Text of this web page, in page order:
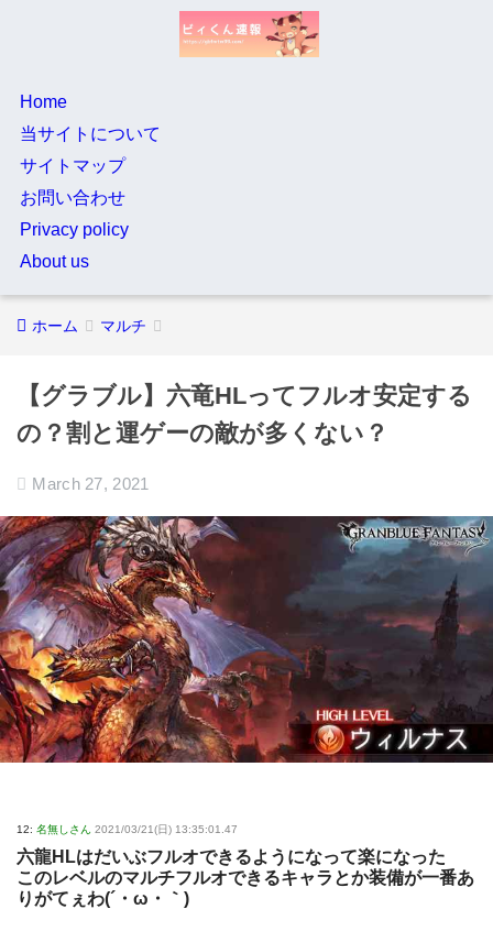
Home
当サイトについて
サイトマップ
お問い合わせ
Privacy policy
About us
ホーム マルチ
【グラブル】六竜HLってフルオ安定する
の？割と運ゲーの敵が多くない？
March 27, 2021
12: 名無しさん 2021/03/21(日) 13:35:01.47
六龍HLはだいぶフルオできるようになって楽になった
このレベルのマルチフルオできるキャラとか装備が一番あ
りがてぇわ(´・ω・｀)